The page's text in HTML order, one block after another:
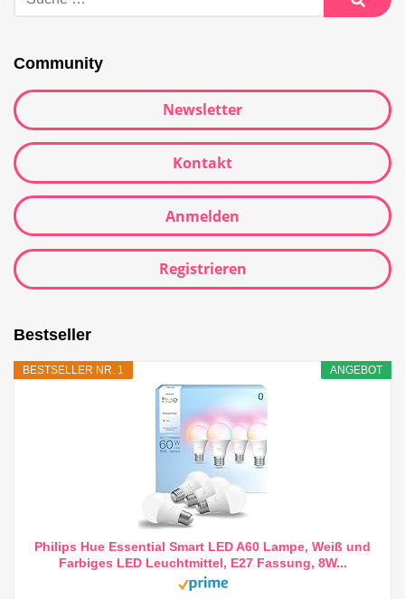
nach:
Suche
Community
Newsletter
Kontakt
Anmelden
Registrieren
Bestseller
ANGEBOT
BESTSELLER NR. 1
Philips Hue Essential Smart LED A60 Lampe, Weiß und
Farbiges LED Leuchtmittel, E27 Fassung, 8W...